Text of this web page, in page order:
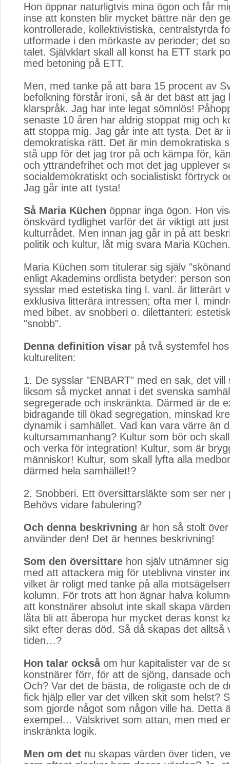
Hon öppnar naturligtvis mina ögon och får
inse att konsten blir mycket bättre när den
kontrollerade, kollektivistiska, centralstyrda
utformade i den mörkaste av perioder; det
talet. Självklart skall all konst ha ETT stark
med betoning på ETT.
Men, med tanke på att bara 15 procent av
befolkning förstår ironi, så är det bäst att jag
klarspråk. Jag har inte legat sömnlös!
senaste 10 åren har aldrig stoppat mig och
att stoppa mig. Jag går inte att tysta. Det är
demokratiska rätt. Det är min demokratiska
stå upp för det jag tror på och kämpa för,
och yttrandefrihet och mot det jag upplever
socialdemokratiskt och socialistiskt förtryck
Jag går inte att tysta!
Så Maria Küchen öppnar inga ögon. Hon
önskvärd tydlighet varför det är viktigt att
kulturrådet. Men innan jag går in på att
politik och kultur, låt mig svara Maria Küchen.
Maria Küchen som titulerar sig själv
enligt Akademins ordlista betyder: person
sysslar med este­tiska ting l. vanl. är litterärt
exklusiva litterära intressen; ofta mer l.
med bibet. av snobberi o. dilettan­teri:
"snobb".
Denna definition visar på två systemfel
kultureliten:
1. De sysslar "ENBART" med en sak, det vill
liksom så mycket annat i det svenska
segregerade och inskränkta. Därmed är de
bidragande till ökad segregation, minskad
dynamik i samhället. Vad kan vara värre än
kultursammanhang? Kultur som bör och
och verka för integration! Kultur, som är
människor! Kultur, som skall lyfta alla
därmed hela samhället!?
2. Snobberi. Ett översittarsläkte som ser ner
Behövs vidare fabulering?
Och denna beskrivning är hon så stolt
använder den! Det är hennes beskrivning!
Som den översittare hon själv utnämner
med att attackera mig för uteblivna vinster
vilket är roligt med tanke på alla
kolumn. För trots att hon ägnar halva
att konstnärer absolut inte skall skapa
låta bli att åberopa hur mycket deras konst
sikt efter deras död. Så då skapas det alltså
tiden…?
Hon talar ocksåom hur kapitalister var de
konstnärer förr, för att de sjöng, dansade
Och? Var det de bästa, de roligaste och de
fick hjälp eller var det vilken skit som helst?
som gjorde något som någon ville ha. Detta
exempel… Välskrivet som attan, men med
inskränkta logik.
Men om det nu skapas värden över tiden,